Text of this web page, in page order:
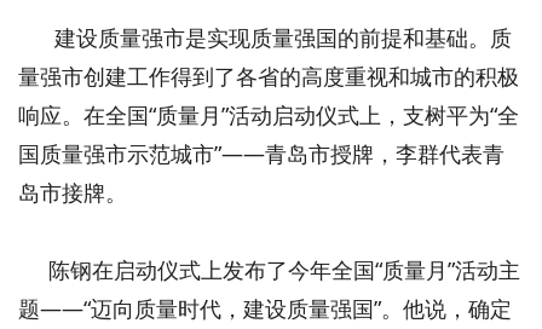
建设质量强市是实现质量强国的前提和基础。质
量强市创建工作得到了各省的高度重视和城市的积极
响应。在全国“质量月”活动启动仪式上，支树平为“全
国质量强市示范城市”——青岛市授牌，李群代表青
岛市接牌。
陈钢在启动仪式上发布了今年全国“质量月”活动主
题——“迈向质量时代，建设质量强国”。他说，确定